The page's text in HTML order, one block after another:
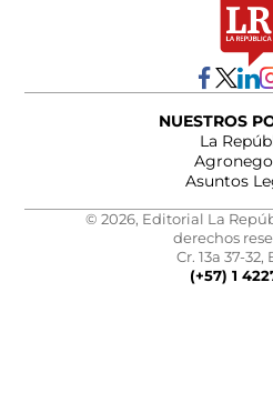
NUESTROS
La
Asuntos
© 2026, Editorial La
derechos
Cr. 13a 37-
(+57) 1